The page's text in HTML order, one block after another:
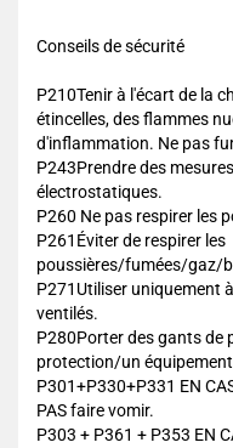
Conseils de sécurité
P210Tenir à l'écart de la
étincelles, des flammes
d'inflammation. Ne pas
P243Prendre des
électrostatiques.
P260 Ne pas respirer les
P261Éviter de respirer les
poussières/fumées/gaz/
P271Utiliser uniquement
ventilés.
P280Porter des gants de
protection/un
P301+P330+P331 EN
PAS faire vomir.
P303 + P361 + P353 EN